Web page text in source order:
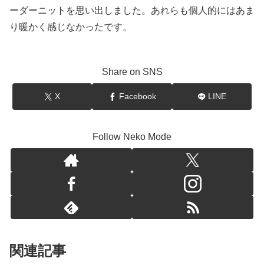
ーダーニットを思い出しました。あれらも個人的にはあま
り暖かく感じなかったです。
Share on SNS
X Facebook LINE
Follow Neko Mode
関連記事